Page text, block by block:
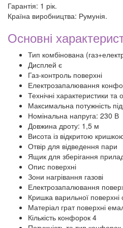
Гарантія: 1 рік.
Країна виробництва: Румунія.
Основні
Тип комбінована
Дисплей є
Газ-контроль поверхні
Електрозапалювання
Технічні характеристики та
Максимальна потужність
Номінальна напруга: 230 В
Довжина дроту: 1,5 м
Висота із відкритою
Отвір для відведення пари
Ящик для зберігання
Опис поверхні
Зони нагрівання газові
Електрозапалювання
Кришка варильної поверхні
Матеріал грат поверхні
Кількість конфорок 4